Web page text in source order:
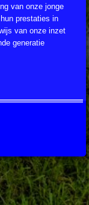
van onze jonge
prestaties in
van onze inzet
generatie